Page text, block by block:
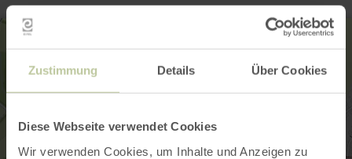
Zustimmung Details Über Cookies
Diese Webseite verwendet Cookies
Wir verwenden Cookies, um Inhalte und Anzeigen zu